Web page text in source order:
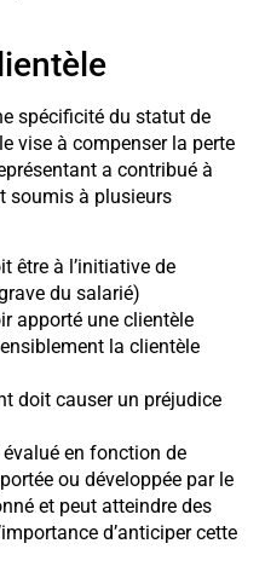
spécificité du statut de
vise à compenser la perte
a contribué à
soumis à plusieurs
être à l’initiative de
du salarié)
apporté une clientèle
la clientèle
doit causer un préjudice
en fonction de
ou développée par le
et peut atteindre des
d’anticiper cette